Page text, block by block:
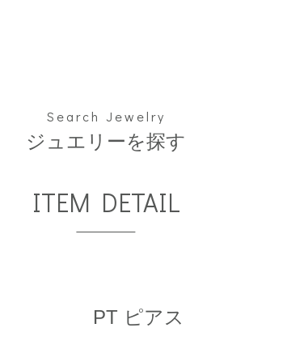
Search Jewelry
ジュエリーを探す
ITEM DETAIL
PT ピアス